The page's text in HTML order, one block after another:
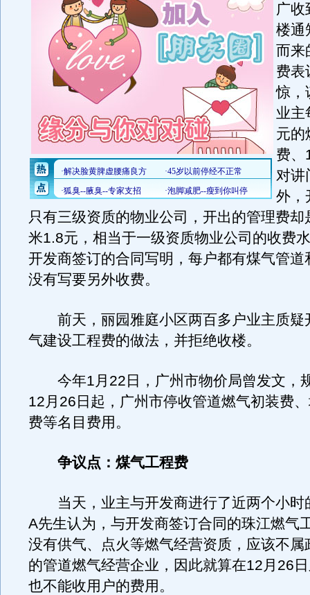
广收
楼通
而来
费表
惊，
业主
元的
费、
对讲
外，
只有三级资质的物业公司，开出的管理费却
米1.8元，相当于一级资质物业公司的收费
开发商签订的合同写明，每户都有煤气管道
没有写要另外收费。
前天，丽园雅庭小区两百多户业主质疑
气建设工程费的做法，并拒绝收楼。
今年1月22日，广州市物价局曾发文，
12月26日起，广州市停收管道燃气初装费
费等名目费用。
争议点：煤气工程费
当天，业主与开发商进行了近两个小时
A先生认为，与开发商签订合同的珠江燃气
没有供气、点火等燃气经营资质，应该不属
的管道燃气经营企业，因此就算在12月26
也不能收用户的费用。